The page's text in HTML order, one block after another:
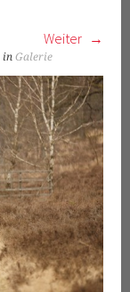
Weiter
inGalerie